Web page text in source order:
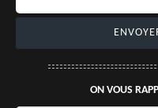
ON VOUS